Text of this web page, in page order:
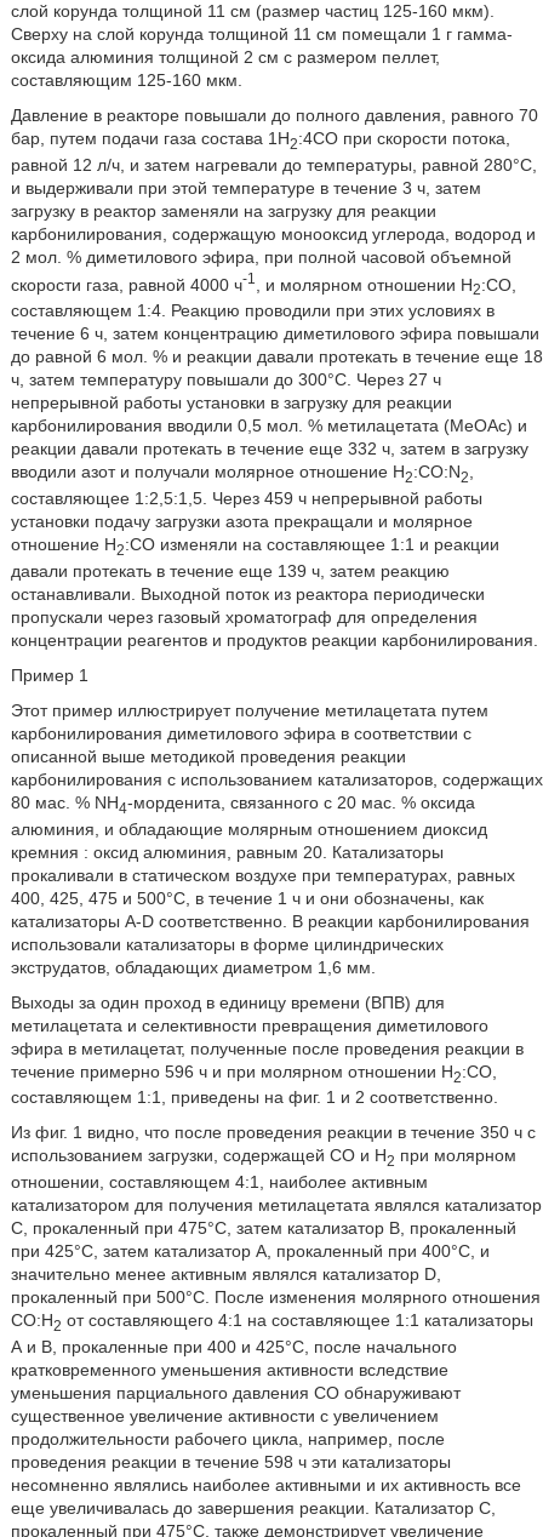
слой корунда толщиной 11 см (размер частиц 125-160 мкм).
Сверху на слой корунда толщиной 11 см помещали 1 г гамма-
оксида алюминия толщиной 2 см с размером пеллет,
составляющим 125-160 мкм.
Давление в реакторе повышали до полного давления, равного 70
бар, путем подачи газа состава 1Н2:4СО при скорости потока,
равной 12 л/ч, и затем нагревали до температуры, равной 280°С,
и выдерживали при этой температуре в течение 3 ч, затем
загрузку в реактор заменяли на загрузку для реакции
карбонилирования, содержащую монооксид углерода, водород и
2 мол. % диметилового эфира, при полной часовой объемной
скорости газа, равной 4000 ч-1 , и молярном отношении Н2:СО,
составляющем 1:4. Реакцию проводили при этих условиях в
течение 6 ч, затем концентрацию диметилового эфира повышали
до равной 6 мол. % и реакции давали протекать в течение еще 18
ч, затем температуру повышали до 300°С. Через 27 ч
непрерывной работы установки в загрузку для реакции
карбонилирования вводили 0,5 мол. % метилацетата (МеОАс) и
реакции давали протекать в течение еще 332 ч, затем в загрузку
вводили азот и получали молярное отношение H2:CO:N2,
составляющее 1:2,5:1,5. Через 459 ч непрерывной работы
установки подачу загрузки азота прекращали и молярное
отношение Н2:СО изменяли на составляющее 1:1 и реакции
давали протекать в течение еще 139 ч, затем реакцию
останавливали. Выходной поток из реактора периодически
пропускали через газовый хроматограф для определения
концентрации реагентов и продуктов реакции карбонилирования.
Пример 1
Этот пример иллюстрирует получение метилацетата путем
карбонилирования диметилового эфира в соответствии с
описанной выше методикой проведения реакции
карбонилирования с использованием катализаторов, содержащих
80 мас. % NH4-морденита, связанного с 20 мас. % оксида
алюминия, и обладающие молярным отношением диоксид
кремния : оксид алюминия, равным 20. Катализаторы
прокаливали в статическом воздухе при температурах, равных
400, 425, 475 и 500°С, в течение 1 ч и они обозначены, как
катализаторы А-D соответственно. В реакции карбонилирования
использовали катализаторы в форме цилиндрических
экструдатов, обладающих диаметром 1,6 мм.
Выходы за один проход в единицу времени (ВПВ) для
метилацетата и селективности превращения диметилового
эфира в метилацетат, полученные после проведения реакции в
течение примерно 596 ч и при молярном отношении Н2:СО,
составляющем 1:1, приведены на фиг. 1 и 2 соответственно.
Из фиг. 1 видно, что после проведения реакции в течение 350 ч с
использованием загрузки, содержащей СО и Н2 при молярном
отношении, составляющем 4:1, наиболее активным
катализатором для получения метилацетата являлся катализатор
С, прокаленный при 475°С, затем катализатор В, прокаленный
при 425°С, затем катализатор А, прокаленный при 400°С, и
значительно менее активным являлся катализатор D,
прокаленный при 500°С. После изменения молярного отношения
СО:Н2 от составляющего 4:1 на составляющее 1:1 катализаторы
А и В, прокаленные при 400 и 425°С, после начального
кратковременного уменьшения активности вследствие
уменьшения парциального давления СО обнаруживают
существенное увеличение активности с увеличением
продолжительности рабочего цикла, например, после
проведения реакции в течение 598 ч эти катализаторы
несомненно являлись наиболее активными и их активность все
еще увеличивалась до завершения реакции. Катализатор С,
прокаленный при 475°С, также демонстрирует увеличение